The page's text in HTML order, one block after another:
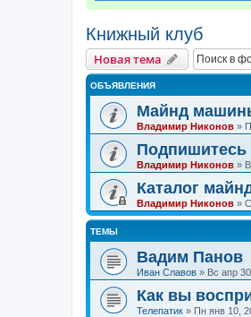
Книжный клуб
Новая тема
ОБЪЯВЛЕНИЯ
Майнд
Владимир Никонов »
Подпишитесь
Владимир Никонов »
Каталог
Владимир Никонов »
ТЕМЫ
Вадим Панов
Иван Славов » Вс апр
Как вы
Телепатик » Пн янв 10,